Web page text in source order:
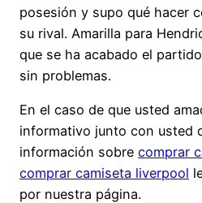
posesión y supo qué hacer
su rival. Amarilla para
que se ha acabado el
sin problemas.
En el caso de que usted
informativo junto con usted
información sobre comprar
comprar camiseta liverpool
por nuestra página.